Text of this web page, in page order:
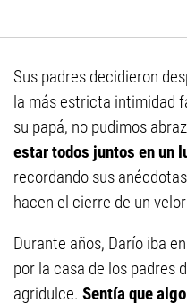
Sus padres decidieron
la más estricta intimidad
su papá, no pudimos
estar todos juntos en un
recordando sus
hacen el cierre de un
Durante años, Darío iba
por la casa de los padres
agridulce. Sentía que